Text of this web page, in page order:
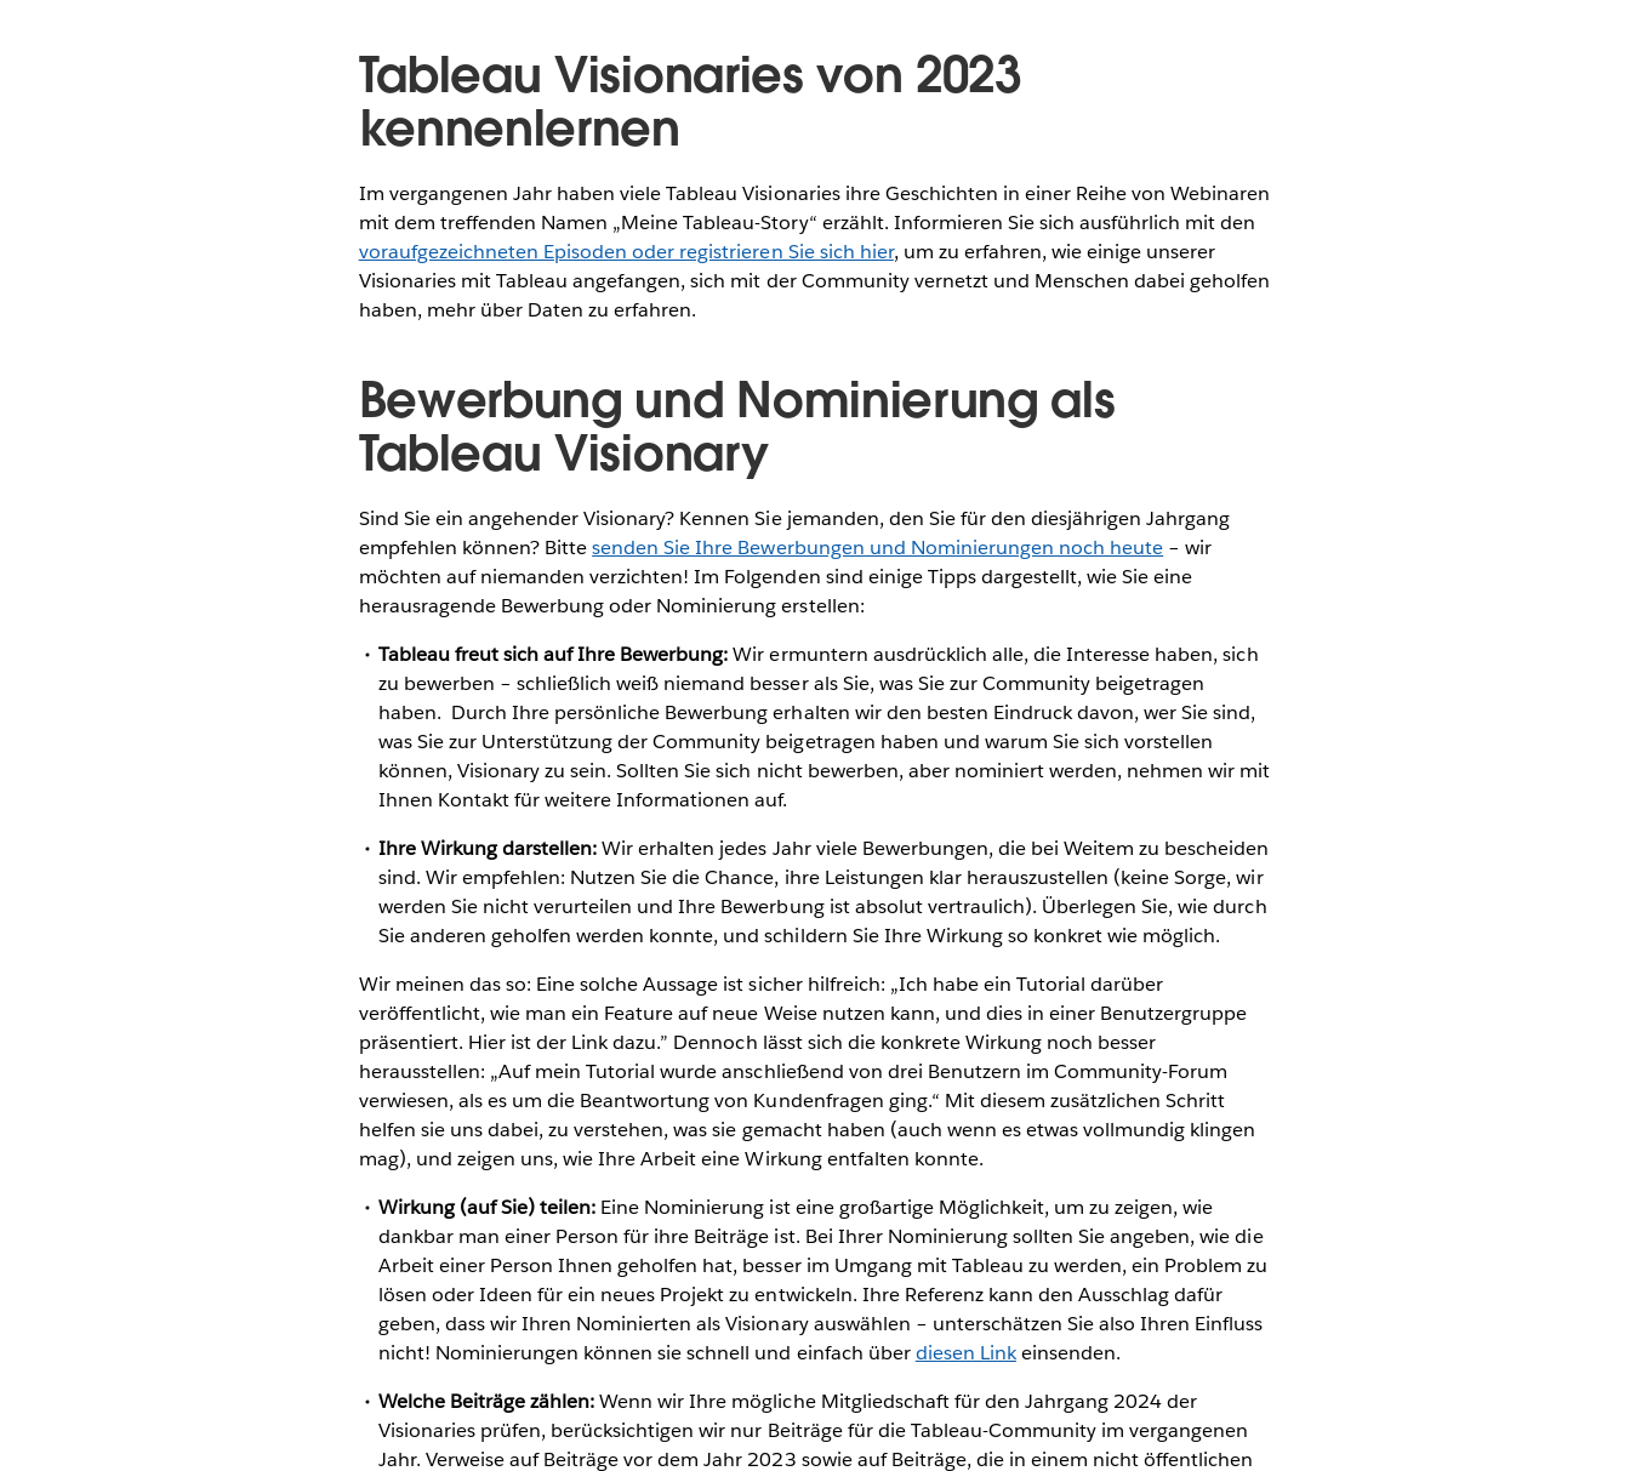
Tableau Visionaries von 2023
kennenlernen
Im vergangenen Jahr haben viele Tableau Visionaries ihre Geschichten in einer Reihe von Webinaren
mit dem treffenden Namen „Meine Tableau-Story“ erzählt. Informieren Sie sich ausführlich mit den
voraufgezeichneten Episoden oder registrieren Sie sich hier, um zu erfahren, wie einige unserer
Visionaries mit Tableau angefangen, sich mit der Community vernetzt und Menschen dabei geholfen
haben, mehr über Daten zu erfahren.
Bewerbung und Nominierung als
Tableau Visionary
Sind Sie ein angehender Visionary? Kennen Sie jemanden, den Sie für den diesjährigen Jahrgang
empfehlen können? Bittesenden Sie Ihre Bewerbungen und Nominierungen noch heute – wir
möchten auf niemanden verzichten! Im Folgenden sind einige Tipps dargestellt, wie Sie eine
herausragende Bewerbung oder Nominierung erstellen:
Tableau freut sich auf Ihre Bewerbung:Wir ermuntern ausdrücklich alle, die Interesse haben, sich
zu bewerben – schließlich weiß niemand besser als Sie, was Sie zur Community beigetragen
haben. Durch Ihre persönliche Bewerbung erhalten wir den besten Eindruck davon, wer Sie sind,
was Sie zur Unterstützung der Community beigetragen haben und warum Sie sich vorstellen
können, Visionary zu sein. Sollten Sie sich nicht bewerben, aber nominiert werden, nehmen wir mit
Ihnen Kontakt für weitere Informationen auf.
Ihre Wirkung darstellen:Wir erhalten jedes Jahr viele Bewerbungen, die bei Weitem zu bescheiden
sind. Wir empfehlen: Nutzen Sie die Chance, ihre Leistungen klar herauszustellen (keine Sorge, wir
werden Sie nicht verurteilen und Ihre Bewerbung ist absolut vertraulich). Überlegen Sie, wie durch
Sie anderen geholfen werden konnte, und schildern Sie Ihre Wirkung so konkret wie möglich.
Wir meinen das so: Eine solche Aussage ist sicher hilfreich: „Ich habe ein Tutorial darüber
veröffentlicht, wie man ein Feature auf neue Weise nutzen kann, und dies in einer Benutzergruppe
präsentiert. Hier ist der Link dazu.” Dennoch lässt sich die konkrete Wirkung noch besser
herausstellen: „Auf mein Tutorial wurde anschließend von drei Benutzern im Community-Forum
verwiesen, als es um die Beantwortung von Kundenfragen ging.“ Mit diesem zusätzlichen Schritt
helfen sie uns dabei, zu verstehen, was sie gemacht haben (auch wenn es etwas vollmundig klingen
mag), und zeigen uns, wie Ihre Arbeit eine Wirkung entfalten konnte.
Wirkung (auf Sie) teilen: Eine Nominierung ist eine großartige Möglichkeit, um zu zeigen, wie
dankbar man einer Person für ihre Beiträge ist. Bei Ihrer Nominierung sollten Sie angeben, wie die
Arbeit einer Person Ihnen geholfen hat, besser im Umgang mit Tableau zu werden, ein Problem zu
lösen oder Ideen für ein neues Projekt zu entwickeln. Ihre Referenz kann den Ausschlag dafür
geben, dass wir Ihren Nominierten als Visionary auswählen – unterschätzen Sie also Ihren Einfluss
nicht! Nominierungen können sie schnell und einfach überdiesen Linkeinsenden.
Welche Beiträge zählen:Wenn wir Ihre mögliche Mitgliedschaft für den Jahrgang 2024 der
Visionaries prüfen, berücksichtigen wir nur Beiträge für die Tableau-Community im vergangenen
Jahr. Verweise auf Beiträge vor dem Jahr 2023 sowie auf Beiträge, die in einem nicht öffentlichen